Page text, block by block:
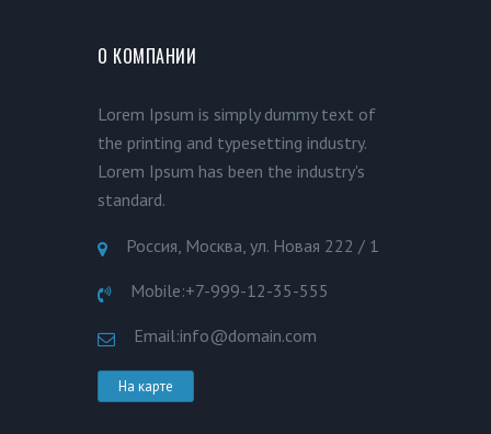
О КОМПАНИИ
Lorem Ipsum is simply dummy text of
the printing and typesetting industry.
Lorem Ipsum has been the industry's
standard.
Россия, Москва, ул. Новая 222 / 1
Mobile:+7-999-12-35-555
Email:info@domain.com
На карте